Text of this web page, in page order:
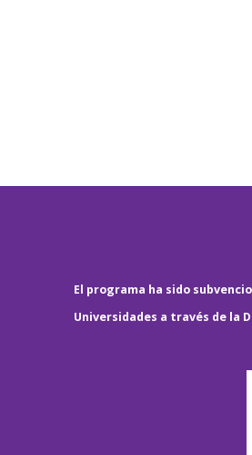
El programa ha sido
Universidades a través de la